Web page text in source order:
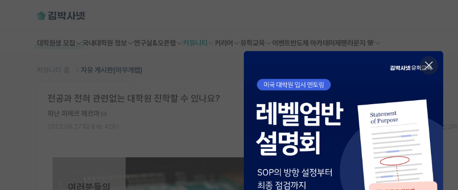
대학원생 모집 국내대학원 정보 연구실&오픈랩 커뮤니티 커리어 유학교육 이벤트반도체 아카데미 재팬라운지 🌸
커뮤니티 홈 자유 게시판(아무개랩)
전공과 전혀 관련없는 대학원 진학할 수 있나요?
화난 피에르 페르마
스크랩 신고